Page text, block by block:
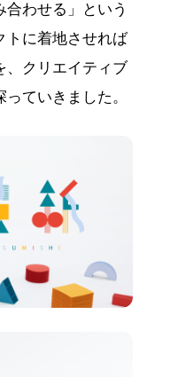
わせる」という
トに着地させれば
、クリエイティブ
ていきました。